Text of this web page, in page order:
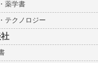
薬学書
テクノロジー